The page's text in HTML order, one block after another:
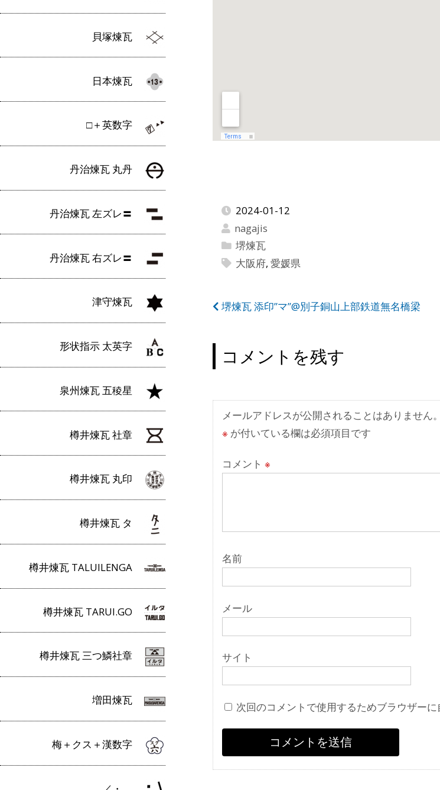
貝塚煉瓦
日本煉瓦
□＋英数字
丹治煉瓦 丸丹
丹治煉瓦 左ズレ〓
丹治煉瓦 右ズレ〓
津守煉瓦
形状指示 太英字
泉州煉瓦 五稜星
樽井煉瓦 社章
樽井煉瓦 丸印
樽井煉瓦 タ
樽井煉瓦 TALUILENGA
樽井煉瓦 TARUI.GO
樽井煉瓦 三つ鱗社章
増田煉瓦
梅＋クス＋漢数字
2024-01-12
nagajis
堺煉瓦
大阪府, 愛媛県
投
ナ
ビ
ゲ
ー
シ
ョ
ン
堺煉瓦 添印”マ”@別子銅山上部鉄道無名橋梁
コメントを残す
メールアドレスが公開されることはありません。
※ が付いている欄は必須項目です
コメント ※
名前
メール
サイト
次回のコメントで使用するためブラウザー